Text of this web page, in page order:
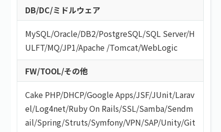
DB/DC/ミドルウェア
MySQL/Oracle/DB2/PostgreSQL/SQL Server/H
ULFT/MQ/JP1/Apache /Tomcat/WebLogic
FW/TOOL/その他
Cake PHP/DHCP/Google Apps/JSF/JUnit/Larav
el/Log4net/Ruby On Rails/SSL/Samba/Sendm
ail/Spring/Struts/Symfony/VPN/SAP/Unity/Git